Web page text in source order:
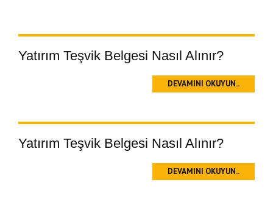
Yatırım Teşvik Belgesi Nasıl Alınır?
DEVAMINI OKUYUN..
Yatırım Teşvik Belgesi Nasıl Alınır?
DEVAMINI OKUYUN..